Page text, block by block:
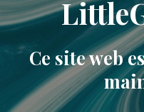
Ce site web